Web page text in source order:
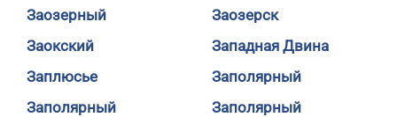
Заозерный
Заозерск
Заокский
Западная Двина
Заплюсье
Заполярный
Заполярный
Заполярный